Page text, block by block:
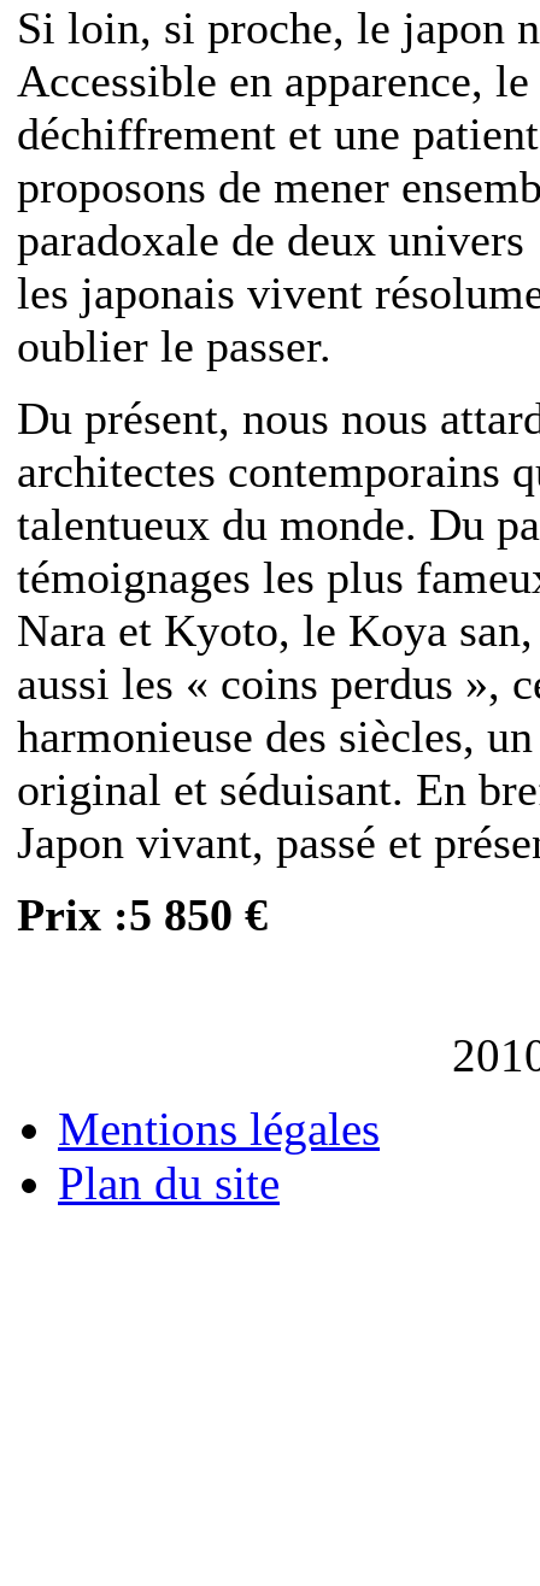
Si loin, si proche, le japon
Accessible en apparence,
déchiffrement et une
proposons de mener
paradoxale de deux
les japonais vivent
oublier le passer.
Du présent, nous nous
architectes contemporains
talentueux du monde. Du
témoignages les plus
Nara et Kyoto, le Koya
aussi les « coins perdus »,
harmonieuse des siècles,
original et séduisant. En
Japon vivant, passé et
Prix :5 850 €
Mentions légales
Plan du site